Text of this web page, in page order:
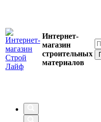
Интернет-
магазин
строительных
материалов